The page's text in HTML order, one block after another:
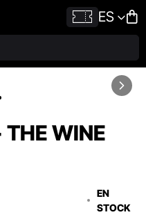
ES
THE WINE
EN
STOCK